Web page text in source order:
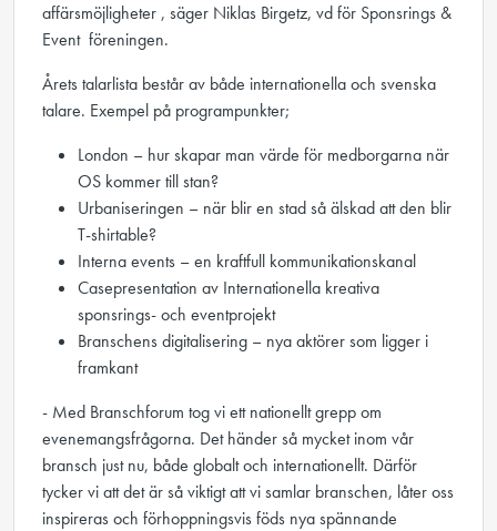
affärsmöjligheter , säger Niklas Birgetz, vd för Sponsrings &
Event ­ föreningen.
Årets talarlista består av både internationella och svenska
talare. Exempel på programpunkter;
London – hur skapar man värde för medborgarna när
OS kommer till stan?
Urbaniseringen – när blir en stad så älskad att den blir
T-shirtable?
Interna events – en kraftfull kommunikationskanal
Casepresentation av Internationella kreativa
sponsrings- och eventprojekt
Branschens digitalisering – nya aktörer som ligger i
framkant
- Med Branschforum tog vi ett nationellt grepp om
evenemangsfrågorna. Det händer så mycket inom vår
bransch just nu, både globalt och internationellt. Därför
tycker vi att det är så viktigt att vi samlar branschen, låter oss
inspireras och förhoppningsvis föds nya spännande